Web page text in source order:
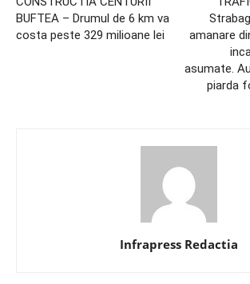
BUFTEA – Drumul de 6 km va
costa peste 329 milioane lei
amanare
asumate.
piarda
Infrapress Redactia